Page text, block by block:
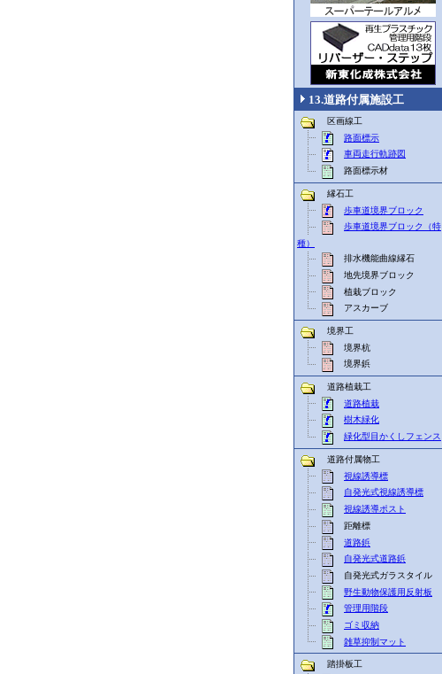
13.道路付属施設工
区画線工
路面標示
車両走行軌跡図
路面標示材
縁石工
歩車道境界ブロック
歩車道境界ブロック（特
種）
排水機能曲線縁石
地先境界ブロック
植栽ブロック
アスカーブ
境界工
境界杭
境界鋲
道路植栽工
道路植栽
樹木緑化
緑化型目かくしフェンス
道路付属物工
視線誘導標
自発光式視線誘導標
視線誘導ポスト
距離標
道路鋲
自発光式道路鋲
自発光式ガラスタイル
野生動物保護用反射板
管理用階段
ゴミ収納
雑草抑制マット
踏掛板工